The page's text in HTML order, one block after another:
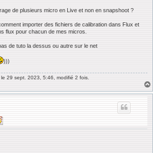
de plusieurs micro en Live et non en snapshoot ?
importer des fichiers de calibration dans Flux et
flux pour chacun de mes micros.
de tuto la dessus ou autre sur le net
)))
le 29 sept. 2023, 5:46, modifié 2 fois.